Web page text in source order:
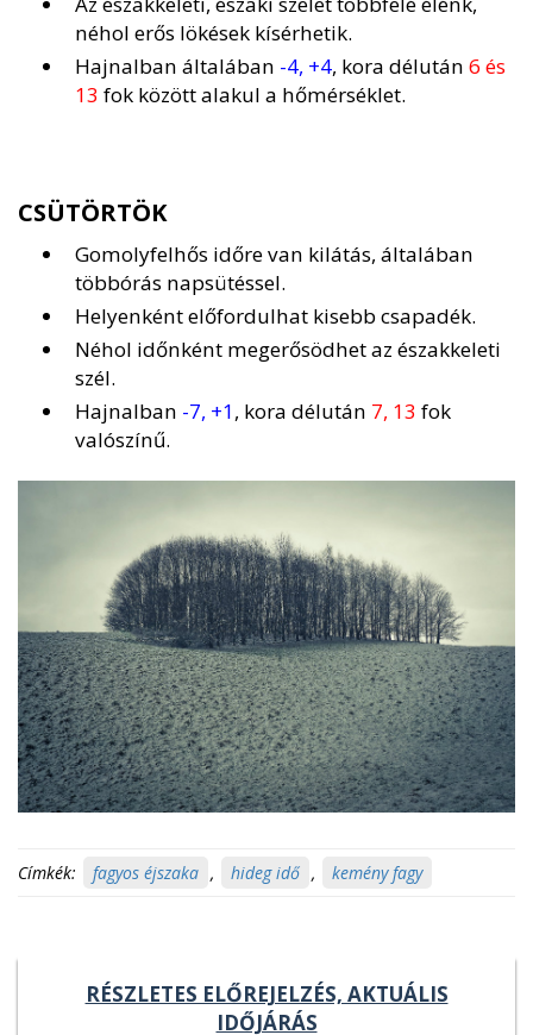
néhol erős lökések kísérhetik.
Hajnalban általában -4, +4, kora délután 6 és
13 fok között alakul a hőmérséklet.
CSÜTÖRTÖK
Gomolyfelhős időre van kilátás, általában
többórás napsütéssel.
Helyenként előfordulhat kisebb csapadék.
Néhol időnként megerősödhet az északkeleti
szél.
Hajnalban -7, +1, kora délután 7, 13 fok
valószínű.
Címkék: fagyos éjszaka , hideg idő , kemény fagy
RÉSZLETES ELŐREJELZÉS, AKTUÁLIS
IDŐJÁRÁS